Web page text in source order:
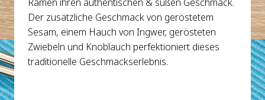
Der zusätzliche Geschmack von geröstetem
Sesam, einem Hauch von Ingwer, gerösteten
Zwiebeln und Knoblauch perfektioniert dieses
traditionelle Geschmackserlebnis.